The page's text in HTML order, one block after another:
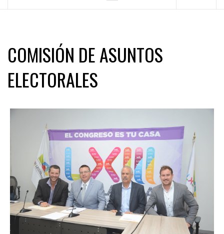
COMISIÓN DE ASUNTOS
ELECTORALES